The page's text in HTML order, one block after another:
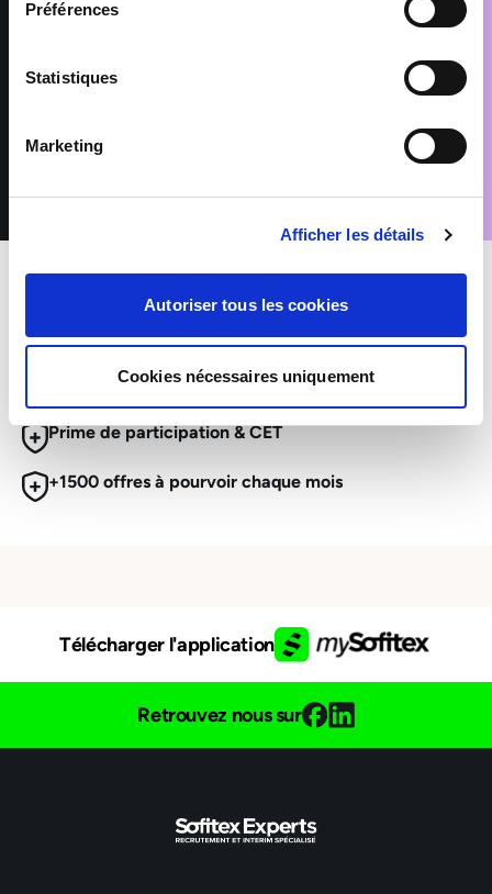
Préférences
Statistiques
Marketing
Afficher les détails
Autoriser tous les cookies
Cookies nécessaires uniquement
MES AVANTAGES INTÉRIMAIRES
Mutuelle et Prévoyance inclus
Prime de participation & CET
+1500 offres à pourvoir chaque mois
données sont conservées pendant les durées nécessaires aux
Conformément au Règlement (UE) 2016/679 relatif à la
protection des données à caractère personnel, vous disposez
d’opposition pour motifs légitimes, en adressant votre demande
accompagnée d’une pièce d’identité à : rgpd@sofitex.fr
Télécharger l'application
Retrouvez nous sur